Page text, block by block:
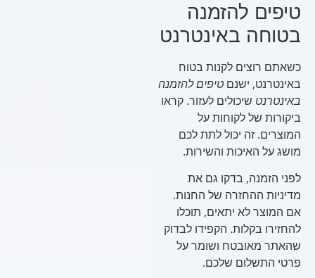
טיפים להזמנה
בטוחה באינטרנט
כשאתם רוצים לקנות בטוח
באינטרנט, ישנםטיפים להזמנה
באינטרנטשיכולים לעזור. קראו
ביקורות של לקוחות על
המוצרים. זה יכול לתת לכם
מושג על האיכות והשירות.
לפני הזמנה, בדקו גם את
מדיניות ההחזרה של החנות.
אם המוצר לא יתאים, תוכלו
להחזירו בקלות. הקפידו לבדוק
שהאתר מאובטח ושומר על
פרטי התשלום שלכם.